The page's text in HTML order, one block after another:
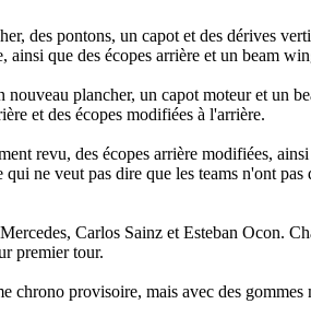
des pontons, un capot et des dérives
que des écopes arrière et un beam
plancher, un capot moteur et un
et des écopes modifiées à l'arrière.
revu, des écopes arrière modifiées,
ne veut pas dire que les teams n'ont pas
Carlos Sainz et Esteban Ocon.
premier tour.
chrono provisoire, mais avec des gommes